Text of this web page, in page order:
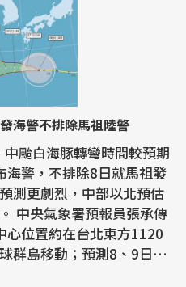
北轉 最快7日發海警不排除馬祖陸警
颱白海豚轉彎時間較預期
海警，不排除8日就馬祖發
測更劇烈，中部以北預估
心位置約在台北東方1120
群島移動；預測8、9日會